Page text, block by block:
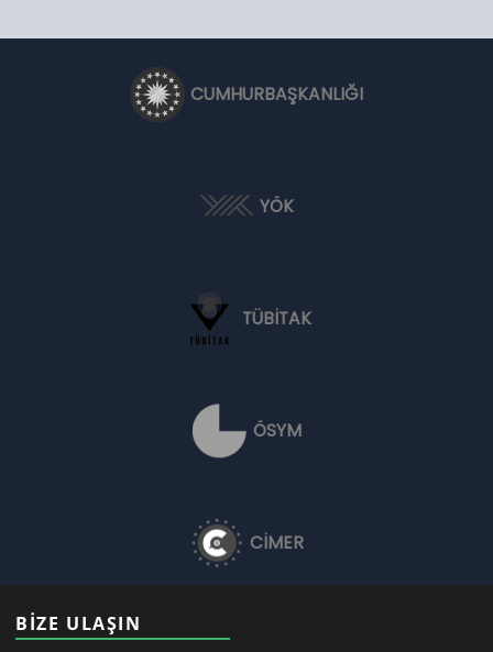
CUMHURBAŞKANLIĞI
YÖK
TÜBİTAK
ÖSYM
CİMER
BİZE ULAŞIN